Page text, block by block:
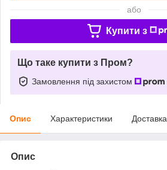
або
Купити з
Що таке купити з Пром?
Замовлення під захистом
Опис Характеристики Доставка
Опис